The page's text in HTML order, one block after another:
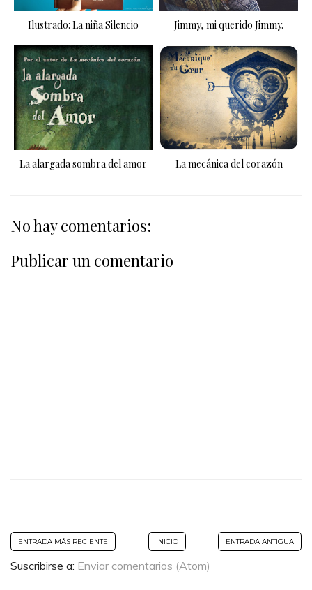
Ilustrado: La niña Silencio Jimmy, mi querido Jimmy.
La alargada sombra del amor La mecánica del corazón
No hay comentarios:
Publicar un comentario
ENTRADA MÁS RECIENTE ENTRADA ANTIGUA
INICIO
Suscribirse a: Enviar comentarios (Atom)